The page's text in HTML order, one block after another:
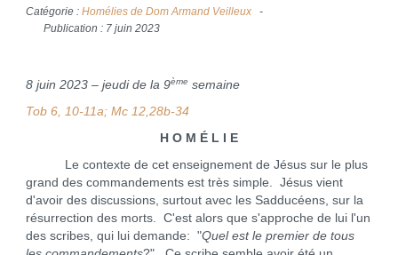
Catégorie : Homélies de Dom Armand Veilleux
Publication : 7 juin 2023
8 juin 2023 – jeudi de la 9ème semaine
Tob 6, 10-11a; Mc 12,28b-34
H O M É L I E
Le contexte de cet enseignement de Jésus sur le plus
grand des commandements est très simple. Jésus vient
d'avoir des discussions, surtout avec les Sadducéens, sur la
résurrection des morts. C'est alors que s'approche de lui l'un
des scribes, qui lui demande: "Quel est le premier de tous